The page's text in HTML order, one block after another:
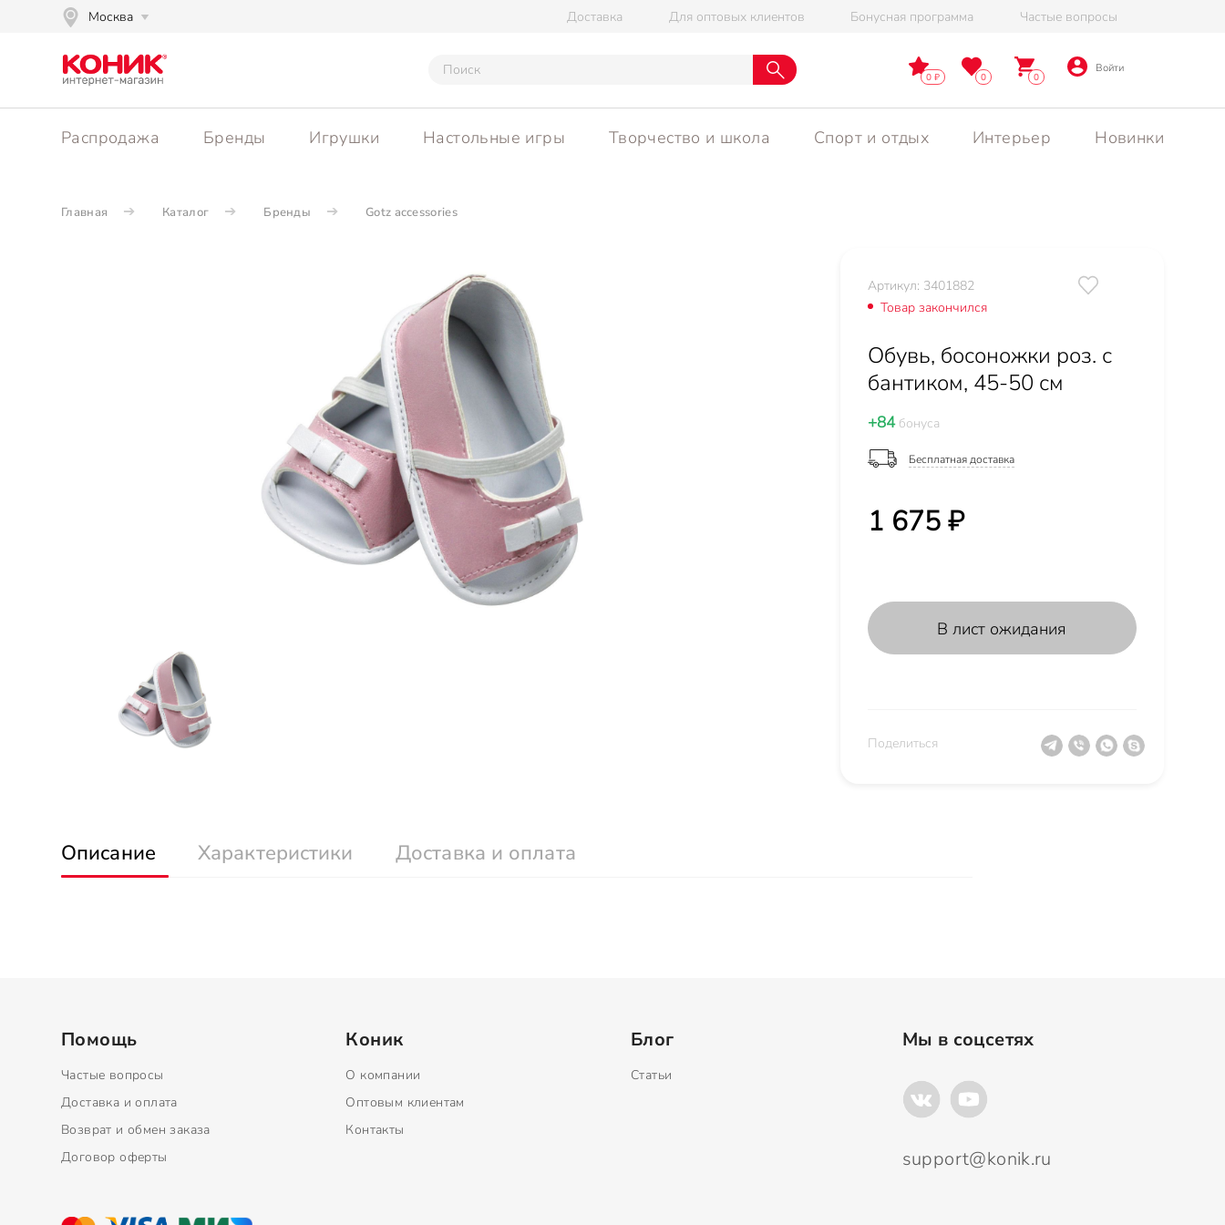
Москва Доставка Для оптовых клиентов Бонусная программа Частые вопросы
0 0 0
Войти
Распродажа Бренды Игрушки Настольные игры Творчество и школа Спорт и отдых Интерьер Новинки
Главная Каталог Бренды Gotz accessories
Артикул: 3401882
Товар закончился
Обувь, босоножки роз. с
бантиком, 45-50 см
+84бонуса
Бесплатная доставка
1 675 ₽
В лист ожидания
Поделиться
Описание Характеристики Доставка и оплата
Помощь
Частые вопросы
Доставка и оплата
Возврат и обмен заказа
Договор оферты
Коник
О компании
Оптовым клиентам
Контакты
Блог
Статьи
Мы в соцсетях
support@konik.ru